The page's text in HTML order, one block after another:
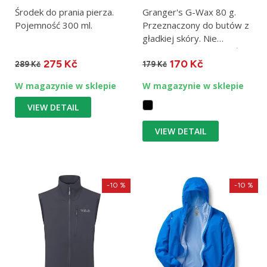
Środek do prania pierza.
Pojemność 300 ml.
289 Kč 275 Kč
W magazynie w sklepie
VIEW DETAIL
Granger's G-Wax 80 g.
Przeznaczony do butów z
gładkiej skóry. Nie
ogranicza funkcjonalności...
179 Kč 170 Kč
W magazynie w sklepie
VIEW DETAIL
-10 % -10 %